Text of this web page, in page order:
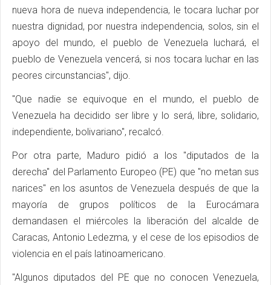
nueva hora de nueva independencia, le tocara luchar por
nuestra dignidad, por nuestra independencia, solos, sin el
apoyo del mundo, el pueblo de Venezuela luchará, el
pueblo de Venezuela vencerá, si nos tocara luchar en las
peores circunstancias", dijo.
"Que nadie se equivoque en el mundo, el pueblo de
Venezuela ha decidido ser libre y lo será, libre, solidario,
independiente, bolivariano", recalcó.
Por otra parte, Maduro pidió a los "diputados de la
derecha" del Parlamento Europeo (PE) que "no metan sus
narices" en los asuntos de Venezuela después de que la
mayoría de grupos políticos de la Eurocámara
demandasen el miércoles la liberación del alcalde de
Caracas, Antonio Ledezma, y el cese de los episodios de
violencia en el país latinoamericano.
"Algunos diputados del PE que no conocen Venezuela,